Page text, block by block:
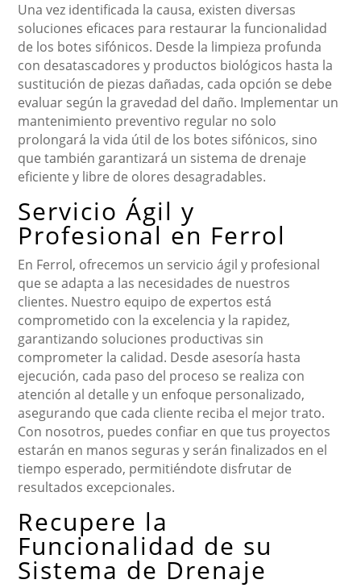
Una vez identificada la causa, existen diversas
soluciones eficaces para restaurar la funcionalidad
de los botes sifónicos. Desde la limpieza profunda
con desatascadores y productos biológicos hasta la
sustitución de piezas dañadas, cada opción se debe
evaluar según la gravedad del daño. Implementar un
mantenimiento preventivo regular no solo
prolongará la vida útil de los botes sifónicos, sino
que también garantizará un sistema de drenaje
eficiente y libre de olores desagradables.
Servicio Ágil y
Profesional en Ferrol
En Ferrol, ofrecemos un servicio ágil y profesional
que se adapta a las necesidades de nuestros
clientes. Nuestro equipo de expertos está
comprometido con la excelencia y la rapidez,
garantizando soluciones productivas sin
comprometer la calidad. Desde asesoría hasta
ejecución, cada paso del proceso se realiza con
atención al detalle y un enfoque personalizado,
asegurando que cada cliente reciba el mejor trato.
Con nosotros, puedes confiar en que tus proyectos
estarán en manos seguras y serán finalizados en el
tiempo esperado, permitiéndote disfrutar de
resultados excepcionales.
Recupere la
Funcionalidad de su
Sistema de Drenaje